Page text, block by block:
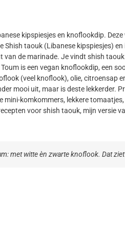
kipspiesjes en knoflookdip.
taouk (Libanese kipspiesjes) en
van de marinade. Je vindt shish
is een vegan knoflookdip, een
(veel knoflook), olie, citroensap
mooi uit, maar is deste lekkerder.
mini-komkommers, lekkere
voor shish taouk, mijn versie
met witte èn zwarte knoflook. Dat